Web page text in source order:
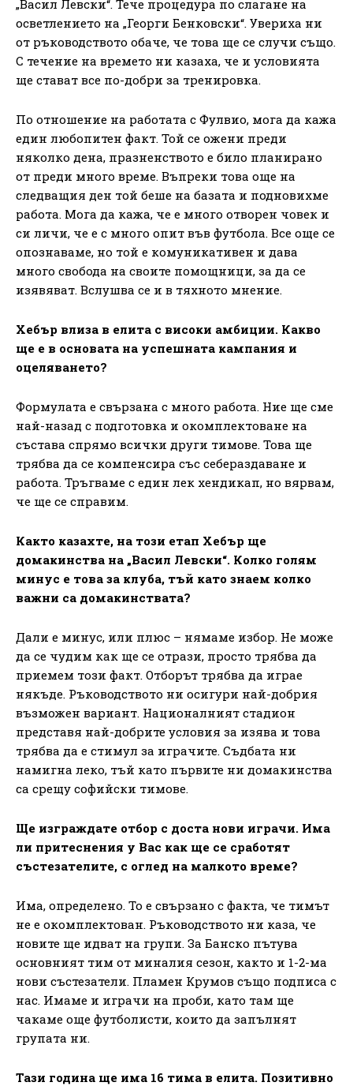
„Васил Левски“. Тече процедура по слагане на
осветлението на „Георги Бенковски“. Увериха ни
от ръководството обаче, че това ще се случи също.
С течение на времето ни казаха, че и условията
ще стават все по-добри за тренировка.
По отношение на работата с Фулвио, мога да кажа
един любопитен факт. Той се ожени преди
няколко дена, празненството е било планирано
от преди много време. Въпреки това още на
следващия ден той беше на базата и подновихме
работа. Мога да кажа, че е много отворен човек и
си личи, че е с много опит във футбола. Все още се
опознаваме, но той е комуникативен и дава
много свобода на своите помощници, за да се
изявяват. Вслушва се и в тяхното мнение.
Хебър влиза в елита с високи амбиции. Какво
ще е в основата на успешната кампания и
оцеляването?
Формулата е свързана с много работа. Ние ще сме
най-назад с подготовка и окомплектоване на
състава спрямо всички други тимове. Това ще
трябва да се компенсира със себераздаване и
работа. Тръгваме с един лек хендикап, но вярвам,
че ще се справим.
Както казахте, на този етап Хебър ще
домакинства на „Васил Левски“. Колко голям
минус е това за клуба, тъй като знаем колко
важни са домакинствата?
Дали е минус, или плюс – нямаме избор. Не може
да се чудим как ще се отрази, просто трябва да
приемем този факт. Отборът трябва да играе
някъде. Ръководството ни осигури най-добрия
възможен вариант. Националният стадион
представя най-добрите условия за изява и това
трябва да е стимул за играчите. Съдбата ни
намигна леко, тъй като първите ни домакинства
са срещу софийски тимове.
Ще изграждате отбор с доста нови играчи. Има
ли притеснения у Вас как ще се сработят
състезателите, с оглед на малкото време?
Има, определено. То е свързано с факта, че тимът
не е окомплектован. Ръководството ни каза, че
новите ще идват на групи. За Банско пътува
основният тим от миналия сезон, както и 1-2-ма
нови състезатели. Пламен Крумов също подписа с
нас. Имаме и играчи на проби, като там ще
чакаме още футболисти, които да запълнят
групата ни.
Тази година ще има 16 тима в елита. Позитивно